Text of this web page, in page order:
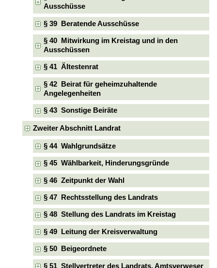
Ausschüsse
§ 39 Beratende Ausschüsse
§ 40 Mitwirkung im Kreistag und in den
Ausschüssen
§ 41 Ältestenrat
§ 42 Beirat für geheimzuhaltende
Angelegenheiten
§ 43 Sonstige Beiräte
Zweiter Abschnitt Landrat
§ 44 Wahlgrundsätze
§ 45 Wählbarkeit, Hinderungsgründe
§ 46 Zeitpunkt der Wahl
§ 47 Rechtsstellung des Landrats
§ 48 Stellung des Landrats im Kreistag
§ 49 Leitung der Kreisverwaltung
§ 50 Beigeordnete
§ 51 Stellvertreter des Landrats, Amtsverweser